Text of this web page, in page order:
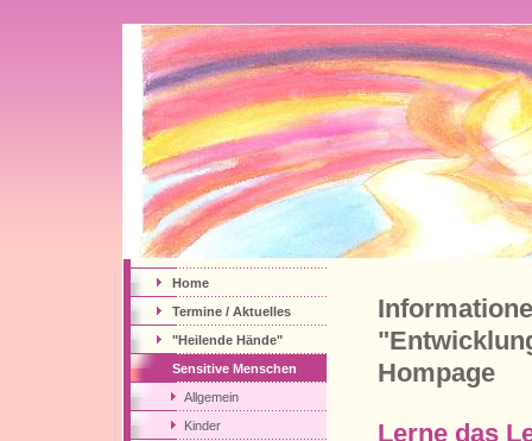
Home
Termine / Aktuelles
"Heilende Hände"
Sensitive Menschen
Allgemein
Kinder
Hompage
Lerne das